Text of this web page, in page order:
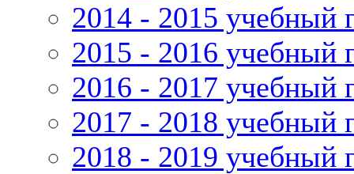
2014 - 2015 учебный
2015 - 2016 учебный
2016 - 2017 учебный
2017 - 2018 учебный
2018 - 2019 учебный